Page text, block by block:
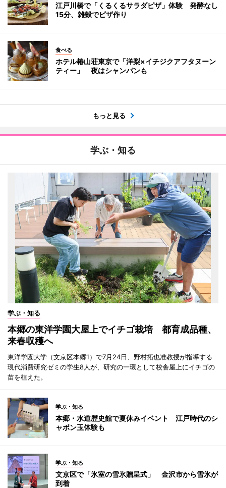
江戸川橋で「くるくるサラダピザ」体験 発酵なし
15分、雑穀でピザ作り
食べる
ホテル椿山荘東京で「洋梨×イチジクアフタヌーン
ティー」 夜はシャンパンも
もっと見る
学ぶ・知る
学ぶ・知る
本郷の東洋学園大屋上でイチゴ栽培 都育成品種、
来春収穫へ
東洋学園大学（文京区本郷1）で7月24日、野村拓也准教授が指導する
現代消費研究ゼミの学生8人が、研究の一環として校舎屋上にイチゴの
苗を植えた。
学ぶ・知る
本郷・水道歴史館で夏休みイベント 江戸時代のシ
ャボン玉体験も
学ぶ・知る
文京区で「氷室の雪氷贈呈式」 金沢市から雪氷が
到着